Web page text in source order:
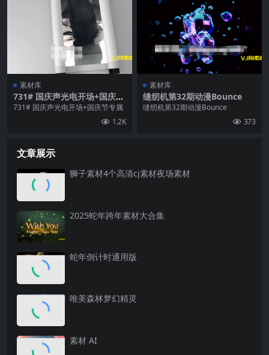
素材库
731# 国庆声光电开场+国庆节
专属
731# 国庆声光电开场+国庆节专属
1.2K
素材库
缝纫机第32期动漫Bounce
缝纫机第32期动漫Bounce
373
文章展示
狮子素材4个高清cj素材夜场素材
2025蛇年跨年素材大合集
蛇年倒计时通用版
唯美森林梦幻精灵
素材 AI